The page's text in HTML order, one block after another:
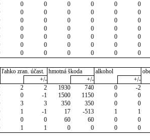
0 0 0 0 0 0
0 0 0 0 0 0
0 0 0 0 0 0
0 0 0 0 0 0
0 0 0 0 0 0
0 0 0 0 0 0
0 0 0 0 0 0
ľahko zran. účast. hmotná škoda alkohol
+/- +/- +/-
2 2 1930 740 0 -2
0 -1 1500 1150 0 0
3 3 350 350 0 0
1 -1 17 -513 1 1
0 0 60 60 0 0
1 1 0 0 0 0